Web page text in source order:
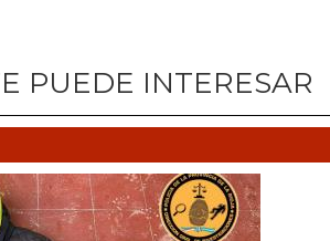
PUEDE INTERESAR